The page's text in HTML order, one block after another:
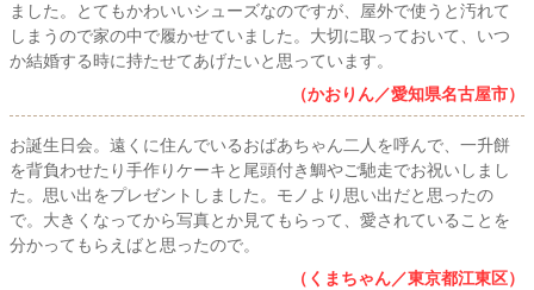
ました。とてもかわいいシューズなのですが、屋外で使うと汚れて
しまうので家の中で履かせていました。大切に取っておいて、いつ
か結婚する時に持たせてあげたいと思っています。
（かおりん／愛知県名古屋市）
お誕生日会。遠くに住んでいるおばあちゃん二人を呼んで、一升餅
を背負わせたり手作りケーキと尾頭付き鯛やご馳走でお祝いしまし
た。思い出をプレゼントしました。モノより思い出だと思ったの
で。大きくなってから写真とか見てもらって、愛されていることを
分かってもらえばと思ったので。
（くまちゃん／東京都江東区）